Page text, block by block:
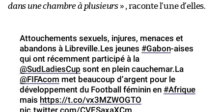
dans une chambre à plusieurs» , raconte l’une d’elles.
Attouchements sexuels, injures, menaces et
abandons à Libreville.Les jeunes #Gabon-aises
qui ont récemment participé à la
@SudLadiesCup sont en plein cauchemar.La
@FIFAcom met beaucoup d’argent pour le
développement du Football féminin en #Afrique
mais https://t.co/vx3MZWOGTO